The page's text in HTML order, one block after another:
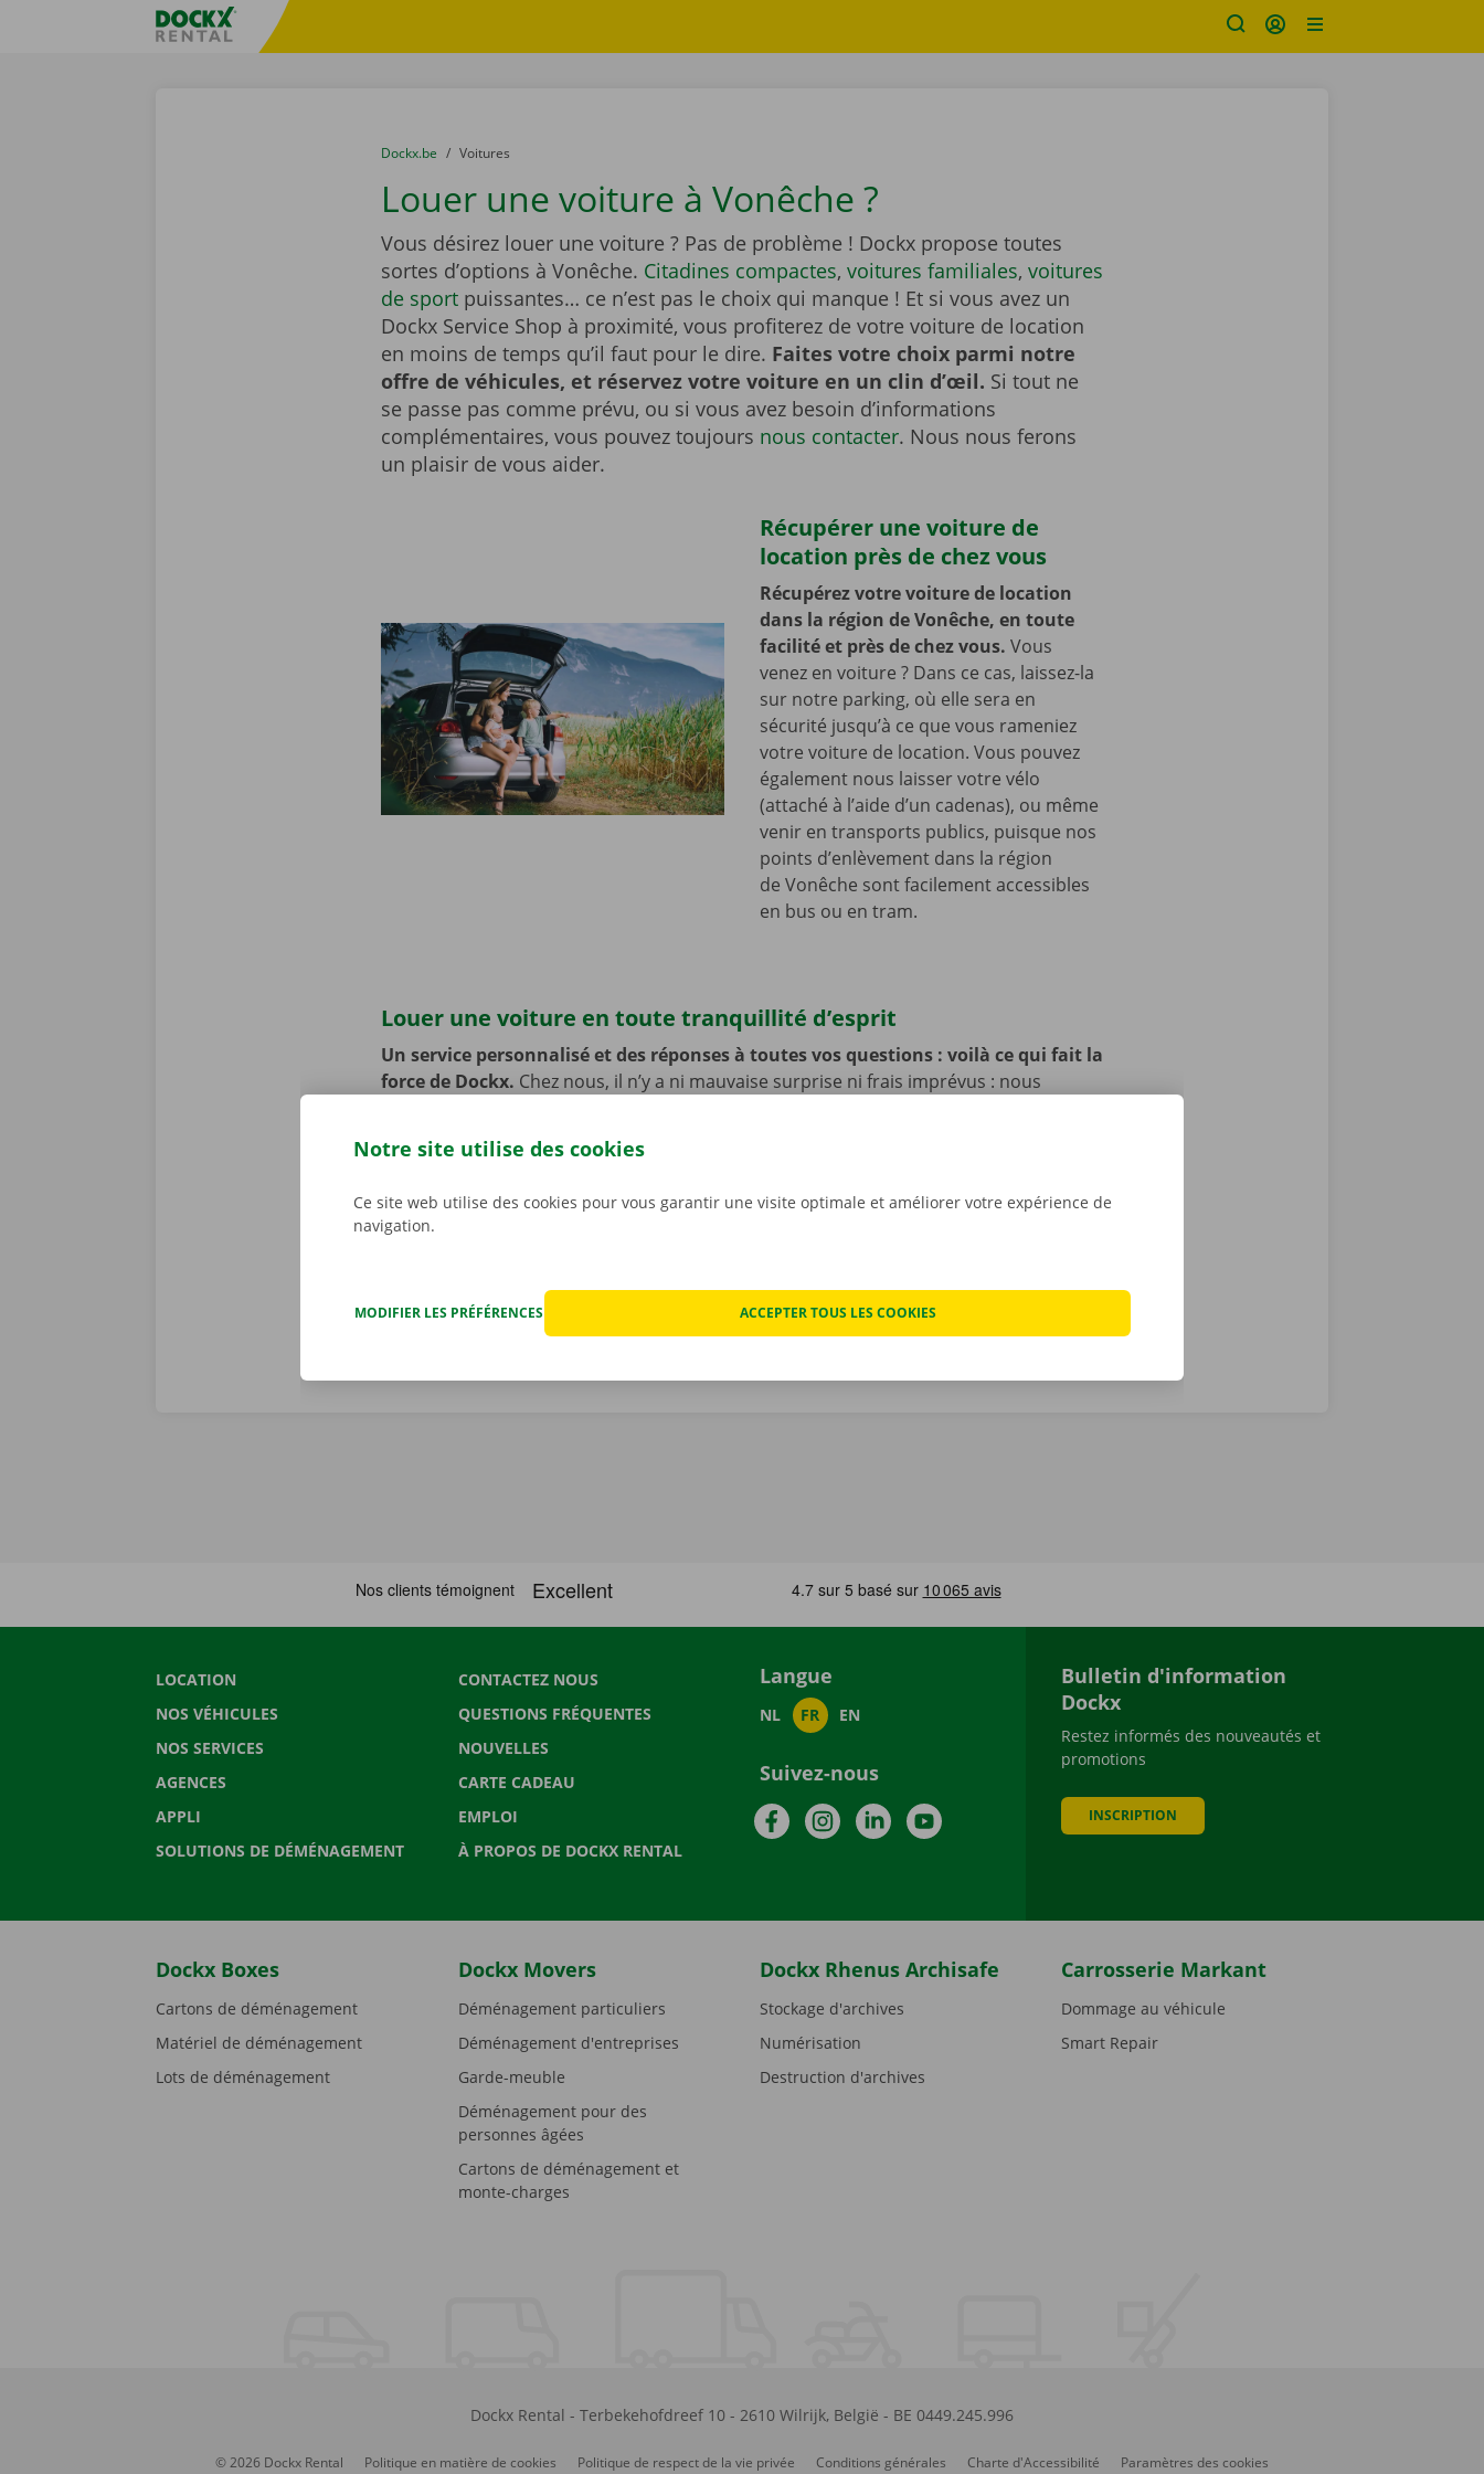
sitename
You are here:
du
Dockx.be to
Voitures
Louer une voiture à Vonêche ?
Vous désirez louer une voiture ? Pas de problème ! Dockx propose toutes
sortes d’options à Vonêche. Citadines compactes, voitures familiales, voitures
de sportpuissantes… ce n’est pas le choix qui manque ! Et si vous avez un
Dockx Service Shop à proximité, vous profiterez de votre voiture de location
en moins de temps qu’il faut pour le dire. Faites votre choix parmi notre
offre de véhicules, et réservez votre voiture en un clin d’œil. Si tout ne
se passe pas comme prévu, ou si vous avez besoin d’informations
complémentaires, vous pouvez toujours nous contacter. Nous nous ferons
un plaisir de vous aider.
Récupérer une voiture de
location près de chez vous
Récupérez votre voiture de location
dans la région de Vonêche, en toute
facilité et près de chez vous. Vous
venez en voiture ? Dans ce cas, laissez-la
sur notre parking, où elle sera en
sécurité jusqu’à ce que vous rameniez
votre voiture de location. Vous pouvez
également nous laisser votre vélo
(attaché à l’aide d’un cadenas), ou même
venir en transports publics, puisque nos
points d’enlèvement dans la région
de Vonêche sont facilement accessibles
en bus ou en tram.
Louer une voiture en toute tranquillité d’esprit
Un service personnalisé et des réponses à toutes vos questions : voilà ce qui fait la
force de Dockx. Chez nous, il n’y a ni mauvaise surprise ni frais imprévus : nous
se peut toutefois que votre voiture de location rencontre un problème technique au
d’assistance et de dépannage disponible 24 h/24 et 7 j/7 dans toute l’Europe. Avec
Dockx, vous prenez la route en toute sérénité !
LOCATION
NOS VÉHICULES
NOS SERVICES
AGENCES
APPLI
SOLUTIONS DE DÉMÉNAGEMENT
CONTACTEZ NOUS
QUESTIONS FRÉQUENTES
NOUVELLES
CARTE CADEAU
EMPLOI
À PROPOS DE DOCKX RENTAL
Langue
NL FR EN
Suivez-nous
FacebookInstagramLinkedInYouTube
Bulletin d'information
Dockx
Restez informés des nouveautés et
promotions
INSCRIPTION
Dockx Boxes
Cartons de déménagement
Matériel de déménagement
Lots de déménagement
Dockx Movers
Déménagement particuliers
Déménagement d'entreprises
Garde-meuble
Déménagement pour des
personnes âgées
Cartons de déménagement et
monte-charges
Dockx Rhenus Archisafe
Stockage d'archives
Numérisation
Destruction d'archives
Carrosserie Markant
Dommage au véhicule
Smart Repair
Dockx Rental - Terbekehofdreef 10- 2610 Wilrijk, België - BE 0449.245.996
© 2026 Dockx Rental Politique en matière de cookies Politique de respect de la vie privée Conditions générales Charte d'Accessibilité Paramètres des cookies
Notre site utilise des cookies
Ce site web utilise des cookies pour vous garantir une visite optimale et améliorer votre expérience de
navigation.
MODIFIER LES PRÉFÉRENCES ACCEPTER TOUS LES COOKIES